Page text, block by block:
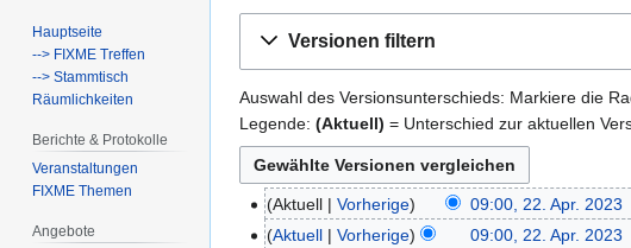
Navigation
Suche
Versionen filtern
Auswahl des Versionsunterschieds: Markiere die
Legende: (Aktuell) = Unterschied zur aktuellen
22.
April
Aktuell Vorherige 09:00, 22. Apr. 2023
Aktuell
Vorherige 09:00, 22. Apr. 2023
Hauptseite
--> FIXME Treffen
--> Stammtisch
Räumlichkeiten
Berichte & Protokolle
Veranstaltungen
FIXME Themen
Angebote